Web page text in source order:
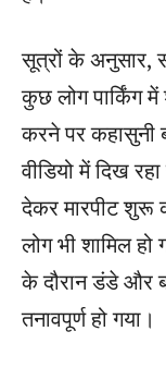
सूत्रों के अनुसार,
कुछ लोग पार्किंग
करने पर कहासुनी
वीडियो में दिख
देकर मारपीट शुरू
लोग भी शामिल हो
के दौरान डंडे और
तनावपूर्ण हो गया।